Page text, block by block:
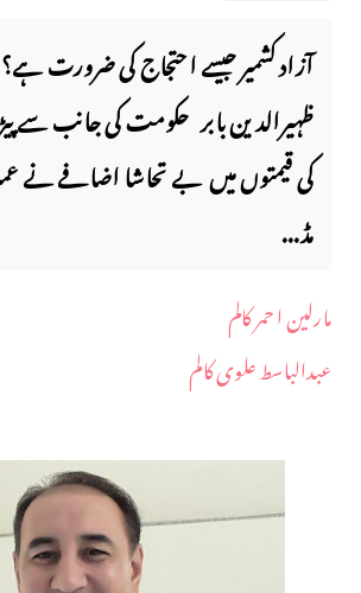
آزاد کشمیر جیسے احتجاج کی ضرورت
ظہیرالدین بابر حکومت کی جانب سے
کی قیمتوں میں بے تحاشا اضافے نے
مڈ...
مارلین ا حمر کالم
عبدالباسط علوی کالم